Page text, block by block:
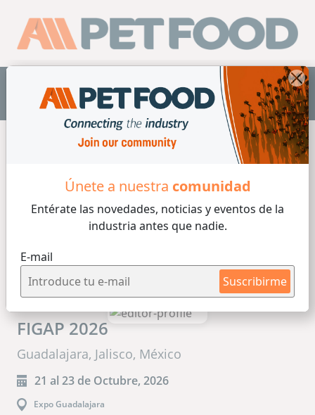
Únete a nuestra comunidad
Entérate las novedades, noticias y eventos de la
industria antes que nadie.
E-mail
Suscribirme
ES
FIGAP 2026
Guadalajara, Jalisco, México
21 al 23 de Octubre, 2026
Expo Guadalajara